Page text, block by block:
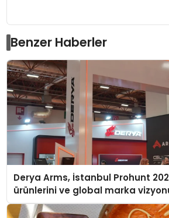
Benzer Haberler
Derya Arms, İstanbul Prohunt
ürünlerini ve global marka